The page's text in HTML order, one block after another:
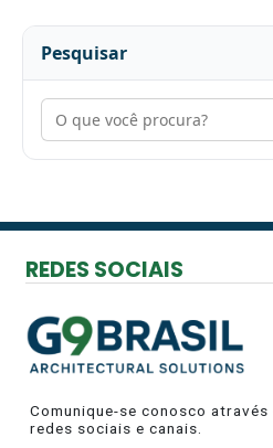
Pesquisar
REDES SOCIAIS
Comunique-se conosco através
redes sociais e canais.